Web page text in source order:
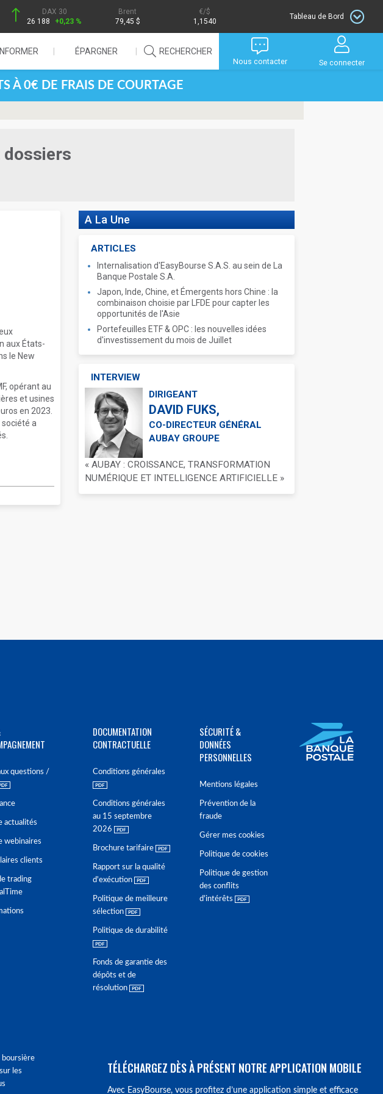
DAX 30
26 188
+0,23 %
Brent
79,45 $
/$
1,1540
Tableau de Bord
ÉPARGNER RECHERCHER
Nous contacter Se connecter
À 0€ DE FRAIS DE COURTAGE
dossiers
aux États-
le New
opérant au
et usines
en 2023.
a
A La Une
ARTICLES
Internalisation d'EasyBourse S.A.S. au sein de La
Banque Postale S.A.
Japon, Inde, Chine, et Émergents hors Chine : la
combinaison choisie par LFDE pour capter les
opportunités de l'Asie
Portefeuilles ETF & OPC : les nouvelles idées
d'investissement du mois de Juillet
INTERVIEW
DIRIGEANT
DAVID FUKS,
CO-DIRECTEUR GÉNÉRAL
AUBAY GROUPE
« AUBAY : CROISSANCE, TRANSFORMATION
NUMÉRIQUE ET INTELLIGENCE ARTIFICIELLE »
questions /
actualités
webinaires
clients
trading
DOCUMENTATION
CONTRACTUELLE
Conditions générales
Conditions générales
au 15 septembre
2026
Brochure tarifaire
Rapport sur la qualité
d'exécution
Politique de meilleure
sélection
Politique de durabilité
Fonds de garantie des
dépôts et de
résolution
SÉCURITÉ &
DONNÉES
PERSONNELLES
Mentions légales
Prévention de la
fraude
Gérer mes cookies
Politique de cookies
Politique de gestion
des conflits
d'intérêts
boursière
les
TÉLÉCHARGEZ DÈS À PRÉSENT NOTRE APPLICATION MOBILE
Avec EasyBourse, vous profitez d’une application simple et efficace